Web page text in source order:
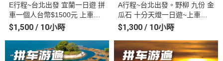
E行程~台北出發 宜蘭一日遊 拼
車一個人台幣$1500元 上車當
天付款~
$1,500 / 10小時
A行程~台北出發。野柳 九份 金
瓜石 十分天燈一日遊~上車當
天付款
$1,300 / 10小時